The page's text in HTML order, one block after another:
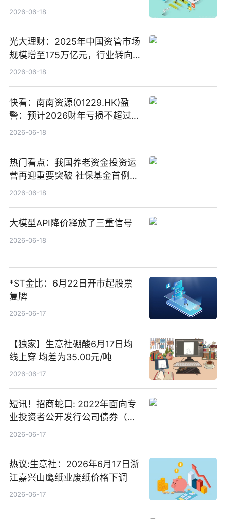
2026-06-18
光大理财：2025年中国资管市场
规模增至175万亿元，行业转向
“量质并重”
2026-06-18
快看：南南资源(01229.HK)盈
警：预计2026财年亏损不超过
1000万港元
2026-06-18
热门看点：我国养老资金投资运
营再迎重要突破 社保基金首例期
货账户完成开立
2026-06-18
大模型API降价释放了三重信号
2026-06-18
*ST金比：6月22日开市起股票
复牌
2026-06-17
【独家】生意社硼酸6月17日均
线上穿 均差为35.00元/吨
2026-06-17
短讯！招商蛇口: 2022年面向专
业投资者公开发行公司债券（第
二期）（品种二）2026年付息公
2026-06-17
热议:生意社：2026年6月17日浙
江嘉兴山鹰纸业废纸价格下调
2026-06-17